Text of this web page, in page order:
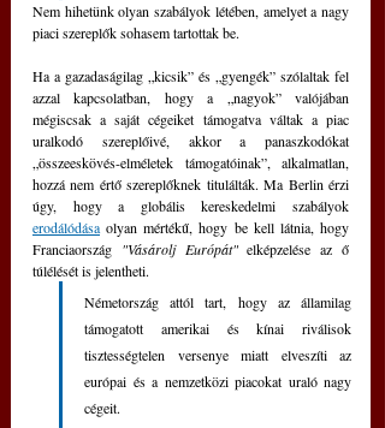
Nem hihetünk olyan szabályok létében, amelyet a nagy
piaci szereplők sohasem tartottak be.
Ha a gazadaságilag „kicsik” és „gyengék” szólaltak fel
azzal kapcsolatban, hogy a „nagyok” valójában
mégiscsak a saját cégeiket támogatva váltak a piac
uralkodó szereplőivé, akkor a panaszkodókat
„összeeskövés-elméletek támogatóinak”, alkalmatlan,
hozzá nem értő szereplőknek titulálták. Ma Berlin érzi
erodálódása olyan mértékű, hogy be kell látnia, hogy
Franciaország "Vásárolj Európát" elképzelése az ő
túlélését is jelentheti.
Németország attól tart, hogy az államilag
támogatott amerikai és kínai riválisok
tisztességtelen versenye miatt elveszíti az
európai és a nemzetközi piacokat uraló nagy
cégeit.